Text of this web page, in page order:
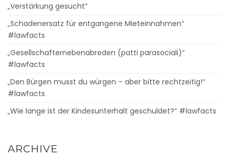
„Verstärkung gesucht“
„Schadenersatz für entgangene Mieteinnahmen“
#lawfacts
„Gesellschafternebenabreden (patti parasociali)“
#lawfacts
„Den Bürgen musst du würgen – aber bitte rechtzeitig!“
#lawfacts
„Wie lange ist der Kindesunterhalt geschuldet?“ #lawfacts
ARCHIVE